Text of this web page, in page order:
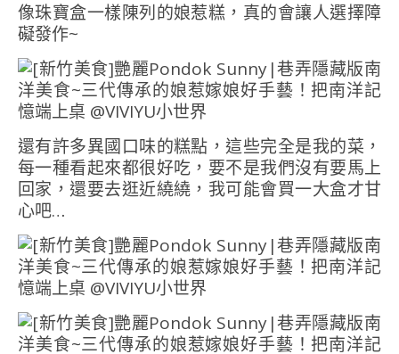
像珠寶盒一樣陳列的娘惹糕，真的會讓人選擇障
礙發作~
還有許多異國口味的糕點，這些完全是我的菜，
每一種看起來都很好吃，要不是我們沒有要馬上
回家，還要去逛近繞繞，我可能會買一大盒才甘
心吧…